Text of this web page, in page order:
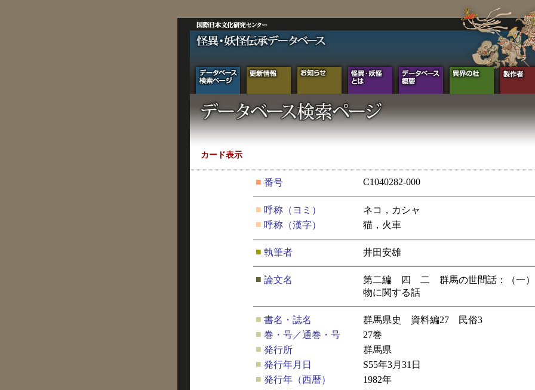
カード表示
■ 番号 C1040282-000
■ 呼称（ヨミ）
ネコ，カシャ
■ 呼称（漢字） 猫，火車
■ 執筆者 井田安雄
■ 論文名
第二編 四 二 群馬の世間話：（一
物に関する話
■ 書名・誌名
群馬県史 資料編27 民俗3
■ 巻・号／通巻・号
27巻
■ 発行所
群馬県
■ 発行年月日
S55年3月31日
■ 発行年（西暦）
1982年